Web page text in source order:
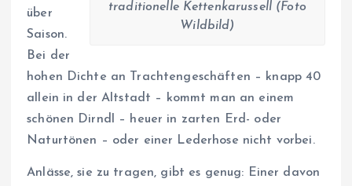
traditionelle Kettenkarussell (Foto
Wildbild)
über
Saison.
Bei der
hohen Dichte an Trachtengeschäften – knapp 40
allein in der Altstadt – kommt man an einem
schönen Dirndl – heuer in zarten Erd- oder
Naturtönen – oder einer Lederhose nicht vorbei.
Anlässe, sie zu tragen, gibt es genug: Einer davon